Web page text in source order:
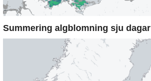
Summering algblomning sju dagar